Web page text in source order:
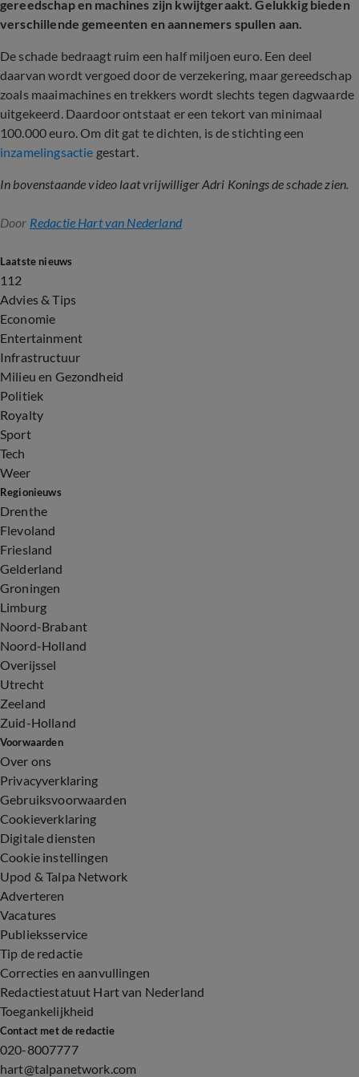
gereedschap en machines zijn kwijtgeraakt. Gelukkig bieden
verschillende gemeenten en aannemers spullen aan.
De schade bedraagt ruim een half miljoen euro. Een deel
daarvan wordt vergoed door de verzekering, maar gereedschap
zoals maaimachines en trekkers wordt slechts tegen dagwaarde
uitgekeerd. Daardoor ontstaat er een tekort van minimaal
100.000 euro. Om dit gat te dichten, is de stichting een
inzamelingsactie gestart.
In bovenstaande video laat vrijwilliger Adri Konings de schade zien.
Door Redactie Hart van Nederland
Laatste nieuws
112
Advies & Tips
Economie
Entertainment
Infrastructuur
Milieu en Gezondheid
Politiek
Royalty
Sport
Tech
Weer
Regionieuws
Drenthe
Flevoland
Friesland
Gelderland
Groningen
Limburg
Noord-Brabant
Noord-Holland
Overijssel
Utrecht
Zeeland
Zuid-Holland
Voorwaarden
Over ons
Privacyverklaring
Gebruiksvoorwaarden
Cookieverklaring
Digitale diensten
Cookie instellingen
Upod & Talpa Network
Adverteren
Vacatures
Publieksservice
Tip de redactie
Correcties en aanvullingen
Redactiestatuut Hart van Nederland
Toegankelijkheid
Contact met de redactie
020-8007777
hart@talpanetwork.com